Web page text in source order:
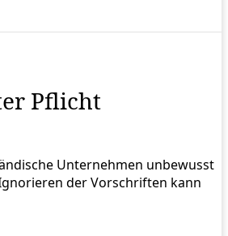
Pflicht
Unternehmen unbewusst
der Vorschriften kann